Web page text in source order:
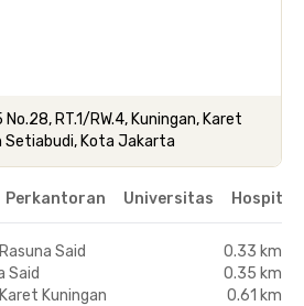
RT.1/RW.4, Kuningan, Karet
Setiabudi, Kota Jakarta
Perkantoran Universitas Hospital
Said
0.33 km
Said
0.35 km
Kuningan
0.61 km